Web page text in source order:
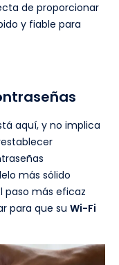
de proporcionar
y fiable para
aquí, y no implica
más sólido
paso más eficaz
para que su Wi-Fi